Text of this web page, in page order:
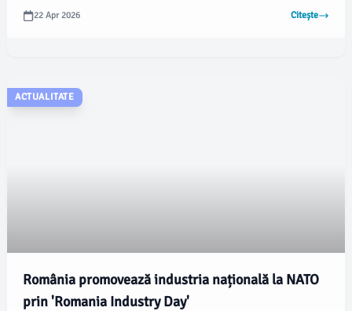
adevăratele comori ale noastre”. El a evidențiat frumusețea
naturală a României și legătura profundă dintre poporul chinez și
22 Apr 2026 Citește
ACTUALITATE
România promovează industria națională la NATO
prin 'Romania Industry Day'